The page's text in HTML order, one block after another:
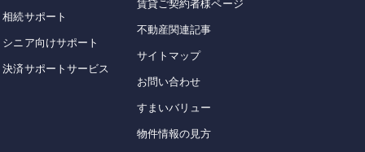
相続サポート
シニア向けサポート
決済サポートサービス
賃貸ご契約者様ページ
不動産関連記事
サイトマップ
お問い合わせ
すまいバリュー
物件情報の見方